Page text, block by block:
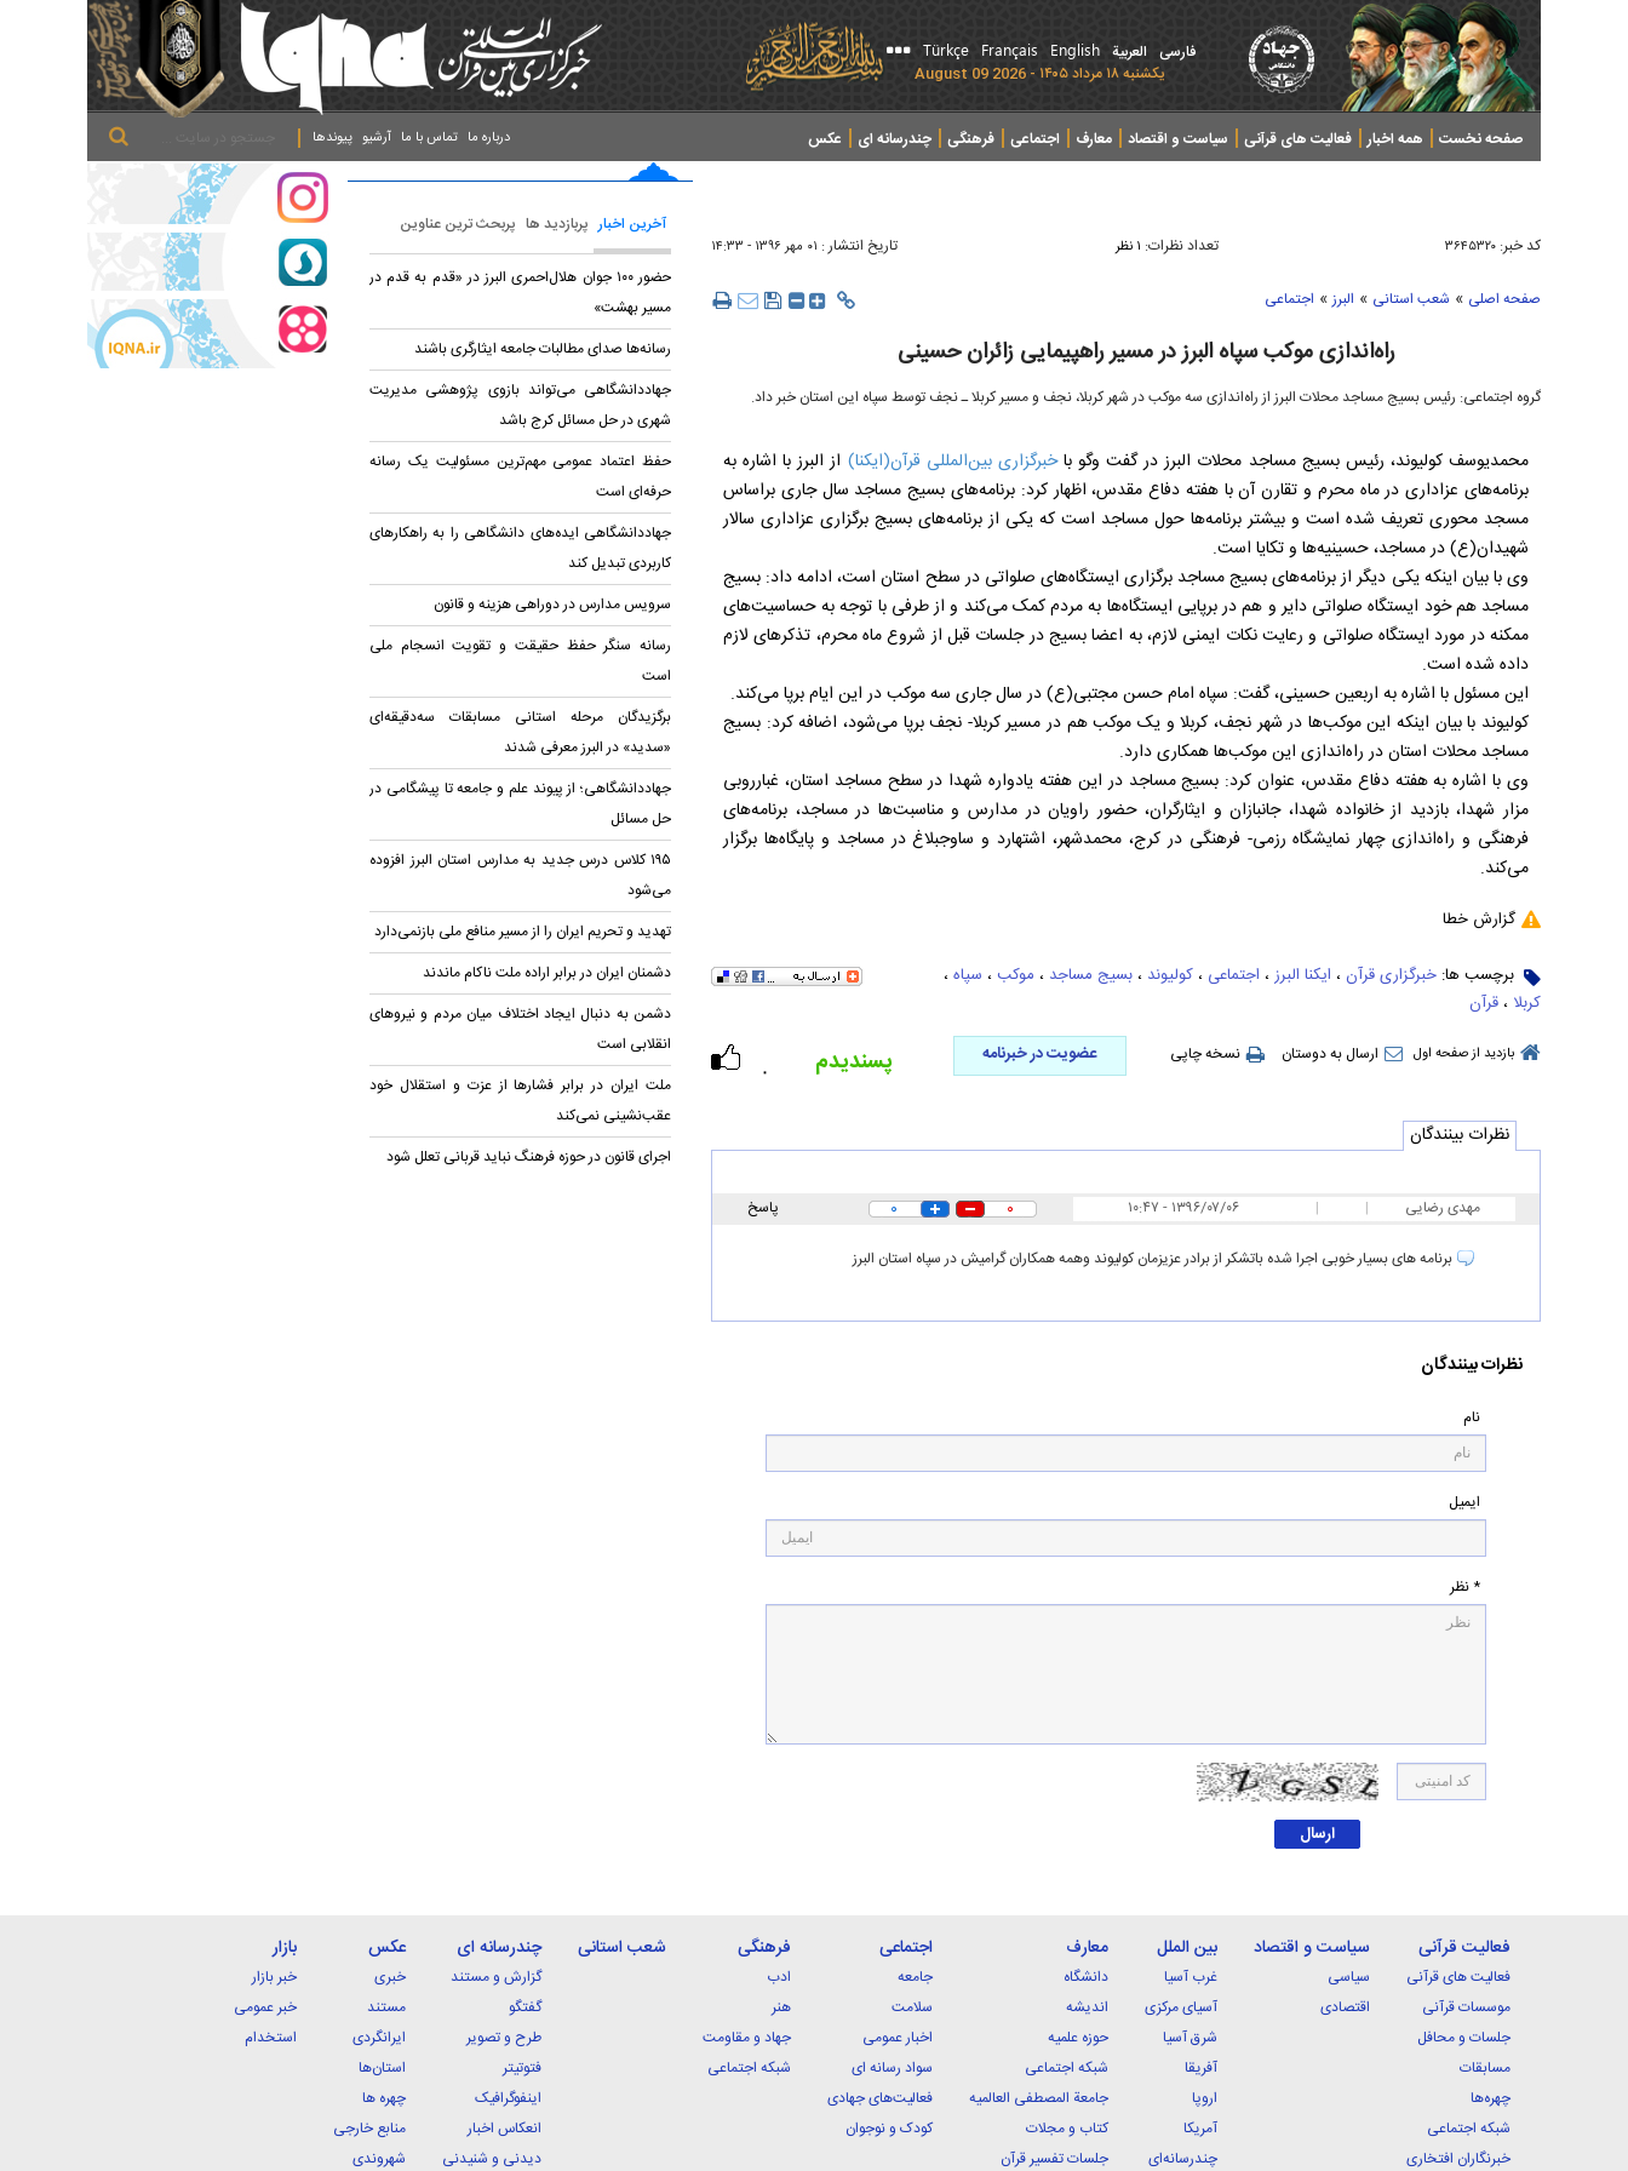
فارسی العربیة English
Français
Türkçe
يکشنبه ۱۸ مرداد ۱۴۰۵ - 2026 August 09
صفحه نخست همه اخبار فعالیت های قرآنی سیاست و اقتصاد معارف اجتماعی فرهنگی چندرسانه ای عکس پیوندها آرشیو تماس با ما درباره ما
کد خبر: ۳۶۴۵۳۲۰ تعداد نظرات: ۱ نظر تاریخ انتشار : ۰۱ مهر ۱۳۹۶ - ۱۴:۳۳
صفحه اصلی » شعب استانی » البرز» اجتماعی
راه‌اندازی موکب سپاه البرز در مسیر راهپیمایی زائران حسینی
گروه اجتماعی: رئیس بسیج مساجد محلات البرز از راه‌اندازی سه موکب در شهر کربلا، نجف و مسیر کربلا ـ نجف توسط سپاه این استان خبر داد.
محمدیوسف کولیوند، رئیس بسیج مساجد محلات البرز در گفت وگو باخبرگزاری بین‌المللی قرآن(ایکنا) از البرز با اشاره به
برنامه‌های عزاداری در ماه محرم و تقارن آن با هفته دفاع مقدس، اظهار کرد: برنامه‌های بسیج مساجد سال جاری براساس
مسجد محوری تعریف شده است و بیشتر برنامه‌ها حول مساجد است که یکی از برنامه‌های بسیج برگزاری عزاداری سالار
شهیدان(ع) در مساجد، حسینیه‌ها و تکایا است.
وی با بیان اینکه یکی دیگر از برنامه‌های بسیج مساجد برگزاری ایستگاه‌های صلواتی در سطح استان است، ادامه داد: بسیج
مساجد هم خود ایستگاه صلواتی دایر و هم در برپایی ایستگاه‌ها به مردم کمک می‌کند و از طرفی با توجه به حساسیت‌های
ممکنه در مورد ایستگاه صلواتی و رعایت نکات ایمنی لازم، به اعضا بسیج در جلسات قبل از شروع ماه محرم، تذکرهای لازم
داده شده است.
این مسئول با اشاره به اربعین حسینی، گفت: سپاه امام حسن مجتبی(ع) در سال جاری سه موکب در این ایام برپا می‌کند.
کولیوند با بیان اینکه این موکب‌ها در شهر نجف، کربلا و یک موکب هم در مسیر کربلا- نجف برپا می‌شود، اضافه کرد: بسیج
مساجد محلات استان در راه‌اندازی این موکب‌ها همکاری دارد.
وی با اشاره به هفته دفاع مقدس، عنوان کرد: بسیج مساجد در این هفته یادواره شهدا در سطح مساجد استان، غبارروبی
مزار شهدا، بازدید از خانواده شهدا، جانبازان و ایثارگران، حضور راویان در مدارس و مناسبت‌ها در مساجد، برنامه‌های
فرهنگی و راه‌اندازی چهار نمایشگاه رزمی- فرهنگی در کرج، محمدشهر، اشتهارد و ساوجبلاغ در مساجد و پایگاه‌ها برگزار
می‌کند.
گزارش خطا
برچسب ها: خبرگزاری قرآن ، ایکنا البرز ، اجتماعی ، کولیوند ، بسیج مساجد ، موکب ، سپاه ،
کربلا ، قرآن
بازدید از صفحه اول ارسال به دوستان نسخه چاپی عضویت در خبرنامه
۰ پسندیدم
نظرات بینندگان
مهدی رضایی |
| ۱۰:۴۷ - ۱۳۹۶/۰۷/۰۶ ۰ ۰ پاسخ
برنامه های بسیار خوبی اجرا شده باتشکر از برادر عزیزمان کولیوند وهمه همکاران گرامیش در سپاه استان البرز
نظرات بینندگان
نام
ایمیل
* نظر
آخرین اخبار پربازدید ها پربحث ترین عناوین
حضور ۱۰۰ جوان هلال‌احمری البرز در «قدم به قدم در
مسیر بهشت»
رسانه‌ها صدای مطالبات جامعه ایثارگری باشند
جهاددانشگاهی می‌تواند بازوی پژوهشی مدیریت
شهری در حل مسائل کرج باشد
حفظ اعتماد عمومی مهم‌ترین مسئولیت یک رسانه
حرفه‌ای است
جهاد‌دانشگاهی ایده‌های دانشگاهی را به راهکارهای
کاربردی تبدیل کند
سرویس مدارس در دوراهی هزینه و قانون
رسانه سنگر حفظ حقیقت و تقویت انسجام ملی
است
برگزیدگان مرحله استانی مسابقات سه‌دقیقه‌ای
«سدید» در البرز معرفی شدند
جهاددانشگاهی؛ از پیوند علم و جامعه تا پیشگامی در
حل مسائل
۱۹۵ کلاس درس جدید به مدارس استان البرز افزوده
می‌شود
تهدید و تحریم ایران را از مسیر منافع ملی بازنمی‌دارد
دشمنان ایران در برابر اراده ملت ناکام ماندند
دشمن به دنبال ایجاد اختلاف میان مردم و نیروهای
انقلابی است
ملت ایران در برابر فشارها از عزت و استقلال خود
عقب‌نشینی نمی‌کند
اجرای قانون در حوزه فرهنگ نباید قربانی تعلل شود
فعالیت قرآنی
فعالیت های قرآنی
موسسات قرآنی
جلسات و محافل
مسابقات
چهره‌ها
شبکه اجتماعی
خبرنگاران افتخاری
سیاست و اقتصاد
سیاسی
اقتصادی
بین الملل
غرب آسیا
آسیای مرکزی
شرق آسیا
آفریقا
اروپا
آمریکا
چندرسانه‌ای
معارف
دانشگاه
اندیشه
حوزه علمیه
شبکه اجتماعی
جامعة المصطفی العالمیه
کتاب و مجلات
جلسات تفسیر قرآن
اجتماعی
جامعه
سلامت
اخبار عمومی
سواد رسانه ای
فعالیت‌های جهادی
کودک و نوجوان
فرهنگی
ادب
هنر
جهاد و مقاومت
شبکه اجتماعی
شعب استانی چندرسانه ای
گزارش و مستند
گفتگو
طرح و تصویر
فتوتیتر
اینفوگرافیک
انعکاس اخبار
دیدنی و شنیدنی
عکس
خبری
مستند
ایرانگردی
استان‌ها
چهره ها
منابع خارجی
شهروندی
بازار
خبر بازار
خبر عمومی
استخدام